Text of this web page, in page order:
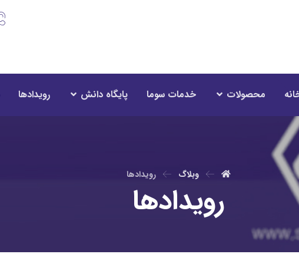
محصولات خدمات سوما پایگاه دانش رویدادها
وبلاگ رویدادها
رویدادها